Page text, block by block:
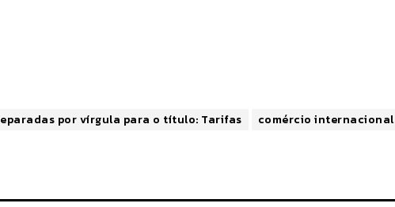
por vírgula para o título: Tarifas
comércio internacional